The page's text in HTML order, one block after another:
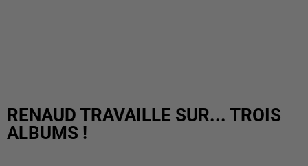
RENAUD TRAVAILLE SUR... TROIS
ALBUMS !